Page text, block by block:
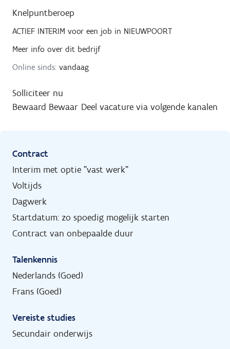
Knelpuntberoep
ACTIEF INTERIM voor een job in NIEUWPOORT
Meer info over dit bedrijf
Online sinds: vandaag
Solliciteer nu
Bewaard Bewaar Deel vacature via volgende kanalen
Contract
Interim met optie "vast werk"
Voltijds
Dagwerk
Startdatum: zo spoedig mogelijk starten
Contract van onbepaalde duur
Talenkennis
Nederlands (Goed)
Frans (Goed)
Vereiste studies
Secundair onderwijs